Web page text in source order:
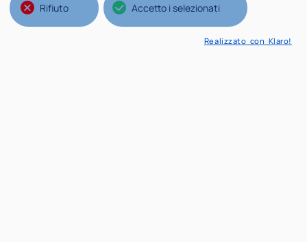
Rifiuto Accetto i selezionati
Realizzato con Klaro!